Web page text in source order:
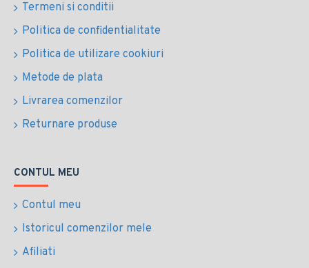
Termeni si conditii
Politica de confidentialitate
Politica de utilizare cookiuri
Metode de plata
Livrarea comenzilor
Returnare produse
CONTUL MEU
Contul meu
Istoricul comenzilor mele
Afiliati